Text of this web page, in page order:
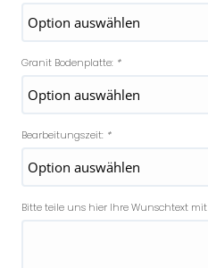
Granit Bodenplatte: *
Bearbeitungszeit: *
Bitte teile uns hier Ihre Wunschtext mit